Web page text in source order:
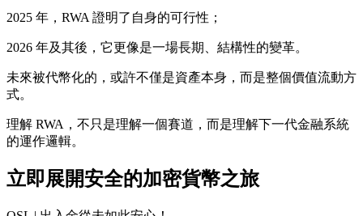
2025 年，RWA 證明了自身的可行性；
2026 年及其後，它更像是一場長期、結構性的變革。
未來被代幣化的，或許不僅是資產本身，而是整個價值流動方
式。
理解 RWA，不只是理解一個賽道，而是理解下一代金融系統
的運作邏輯。
立即展開安全的加密貨幣之旅